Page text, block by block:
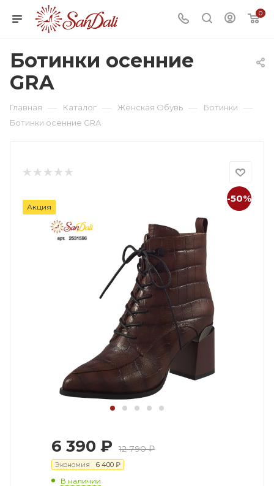
0
Ботинки осенние
GRA
Главная — Каталог — Женская Обувь — Ботинки —
Ботинки осенние GRA
-50%
Акция
6 390 ₽ 12 790₽
Экономия 6 400 ₽
В наличии